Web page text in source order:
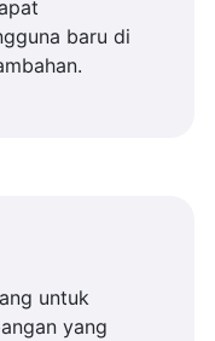
baru di
untuk
yang